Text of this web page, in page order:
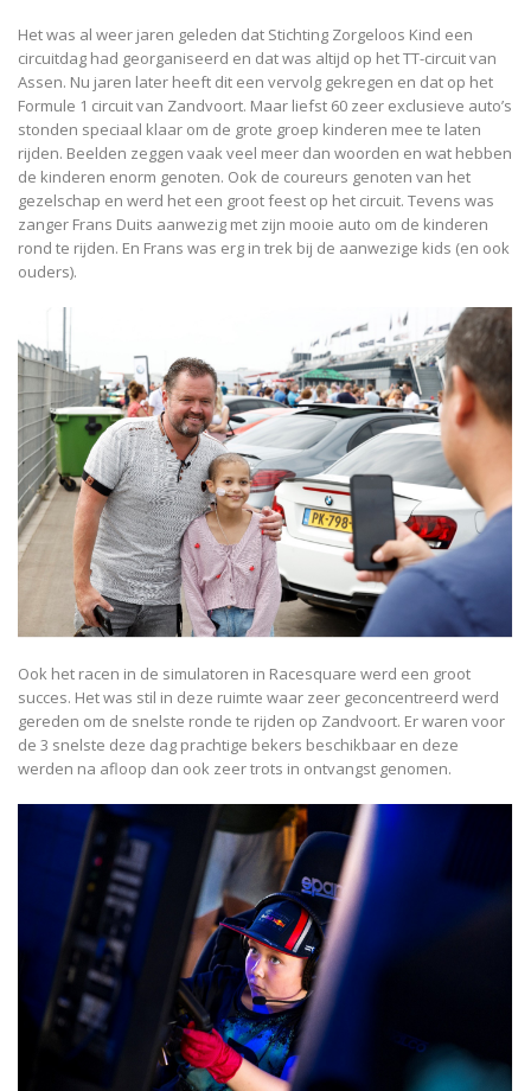
Het was al weer jaren geleden dat Stichting Zorgeloos Kind een
circuitdag had georganiseerd en dat was altijd op het TT-circuit van
Assen. Nu jaren later heeft dit een vervolg gekregen en dat op het
Formule 1 circuit van Zandvoort. Maar liefst 60 zeer exclusieve auto’s
stonden speciaal klaar om de grote groep kinderen mee te laten
rijden. Beelden zeggen vaak veel meer dan woorden en wat hebben
de kinderen enorm genoten. Ook de coureurs genoten van het
gezelschap en werd het een groot feest op het circuit. Tevens was
zanger Frans Duits aanwezig met zijn mooie auto om de kinderen
rond te rijden. En Frans was erg in trek bij de aanwezige kids (en ook
ouders).
Ook het racen in de simulatoren in Racesquare werd een groot
succes. Het was stil in deze ruimte waar zeer geconcentreerd werd
gereden om de snelste ronde te rijden op Zandvoort. Er waren voor
de 3 snelste deze dag prachtige bekers beschikbaar en deze
werden na afloop dan ook zeer trots in ontvangst genomen.